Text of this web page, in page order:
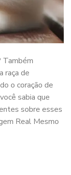
Também
raça de
o coração de
sabia que
sobre esses
Real Mesmo